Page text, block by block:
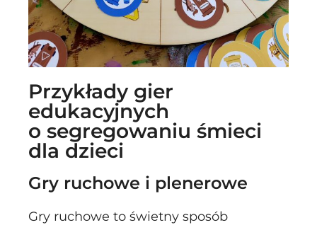
Przykłady gier
edukacyjnych
o segregowaniu śmieci
dla dzieci
Gry ruchowe i plenerowe
Gry ruchowe to świetny sposób